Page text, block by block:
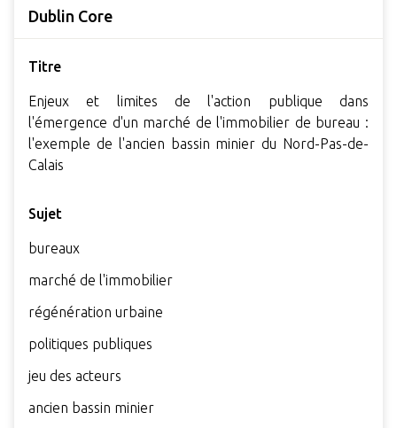
Dublin Core
Titre
Enjeux et limites de l'action publique dans
l'émergence d'un marché de l'immobilier de bureau :
l'exemple de l'ancien bassin minier du Nord-Pas-de-
Calais
Sujet
bureaux
marché de l'immobilier
régénération urbaine
politiques publiques
jeu des acteurs
ancien bassin minier